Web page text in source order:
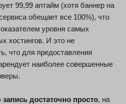
99,99 аптайм (хотя баннер на
обещает все 100%), что
уровня самых
хостингов. И это не
что для предоставления
наиболее совершенные
достаточно просто, на